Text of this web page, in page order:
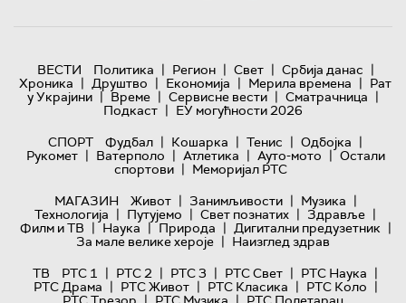
ВЕСТИ Политика | Регион | Свет | Србија данас |
Хроника | Друштво | Економија | Мерила времена | Рат
у Украјини | Време | Сервисне вести | Сматрачница |
Подкаст | ЕУ могућности 2026
СПОРТ
Фудбал | Кошарка | Тенис | Одбојка |
Рукомет | Ватерполо | Атлетика | Ауто-мото | Остали
спортови | Меморијал РТС
МАГАЗИН
Живот | Занимљивости | Музика |
Технологијa | Путујемо | Свет познатих | Здравље |
Филм и ТВ | Наука | Природа | Дигитални предузетник |
За мале велике хероје | Наизглед здрав
ТВ
РТС 1 | РТС 2 | РТС 3 | РТС Свет | РТС Наука |
РТС Драма | РТС Живот | РТС Класика | РТС Коло |